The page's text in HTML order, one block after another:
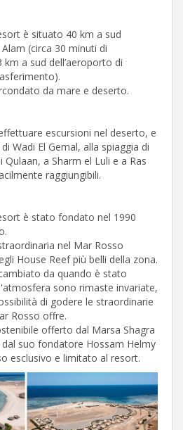
è situato 40 km a sud
(circa 30 minuti di
a sud dell’aeroporto di
da mare e deserto.
escursioni nel deserto, e
Wadi El Gemal, alla spiaggia di
Qulaan, a Sharm el Luli e a Ras
raggiungibili.
è stato fondato nel 1990
nel Mar Rosso
House Reef più belli della zona.
da quando è stato
sono rimaste invariate,
di godere le straordinarie
Rosso offre.
offerto dal Marsa Shagra
suo fondatore Hossam Helmy
esclusivo e limitato al resort.